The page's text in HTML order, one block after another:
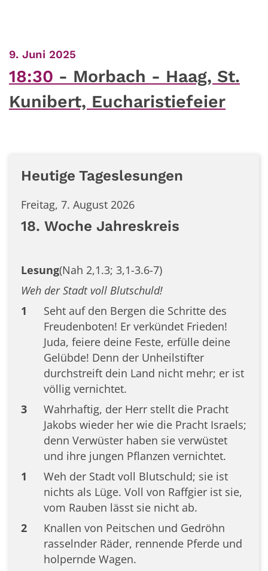
9. Juni 2025
18:30
Morbach - Haag, St.
Kunibert, Eucharistiefeier
Heutige Tageslesungen
Freitag, 7. August 2026
18. Woche Jahreskreis
Lesung(Nah 2,1.3; 3,1-3.6-7)
Weh der Stadt voll Blutschuld!
1
Seht auf den Bergen die Schritte des
Freudenboten! Er verkündet Frieden!
Juda, feiere deine Feste, erfülle deine
Gelübde! Denn der Unheilstifter
durchstreift dein Land nicht mehr; er ist
völlig vernichtet.
3
Wahrhaftig, der Herr stellt die Pracht
Jakobs wieder her wie die Pracht Israels;
denn Verwüster haben sie verwüstet
und ihre jungen Pflanzen vernichtet.
1
Weh der Stadt voll Blutschuld; sie ist
nichts als Lüge. Voll von Raffgier ist sie,
vom Rauben lässt sie nicht ab.
2
Knallen von Peitschen und Gedröhn
rasselnder Räder, rennende Pferde und
holpernde Wagen.